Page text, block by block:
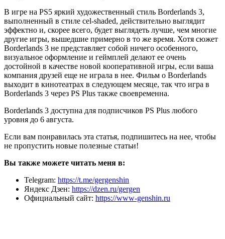
В игре на PS5 яркий художественный стиль Borderlands 3,
выполненный в стиле cel-shaded, действительно выглядит
эффектно и, скорее всего, будет выглядеть лучше, чем многие
другие игры, вышедшие примерно в то же время. Хотя сюжет
Borderlands 3 не представляет собой ничего особенного,
визуальное оформление и геймплей делают ее очень
достойной в качестве новой кооперативной игры, если ваша
компания друзей еще не играла в нее. Фильм о Borderlands
выходит в кинотеатрах в следующем месяце, так что игра в
Borderlands 3 через PS Plus также своевременна.
Borderlands 3 доступна для подписчиков PS Plus любого
уровня до 6 августа.
Если вам понравилась эта статья, подпишитесь на нее, чтобы
не пропустить новые полезные статьи!
Вы также можете читать меня в:
Telegram: https://t.me/gergenshin
Яндекс Дзен: https://dzen.ru/gergen
Официальный сайт: https://www-genshin.ru